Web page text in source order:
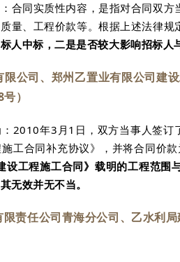
合同实质性内容，是指对合同双
量、工程价款等。根据上述法律规
人中标，二是是否较大影响招标人
公司、郑州乙置业有限公司建
）
2010年3月1日，双方当事人签
工合同补充协议》，并将合同价
工程施工合同》载明的工程范围
无效并无不当。
责任公司青海分公司、乙水利